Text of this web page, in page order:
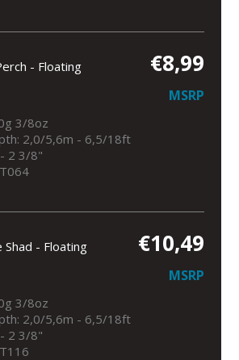
- Floating €8,99
MSRP
3/8oz
2,0/5,6m - 6,5/18ft
2 3/8"
Shad - Floating €10,49
MSRP
3/8oz
2,0/5,6m - 6,5/18ft
2 3/8"